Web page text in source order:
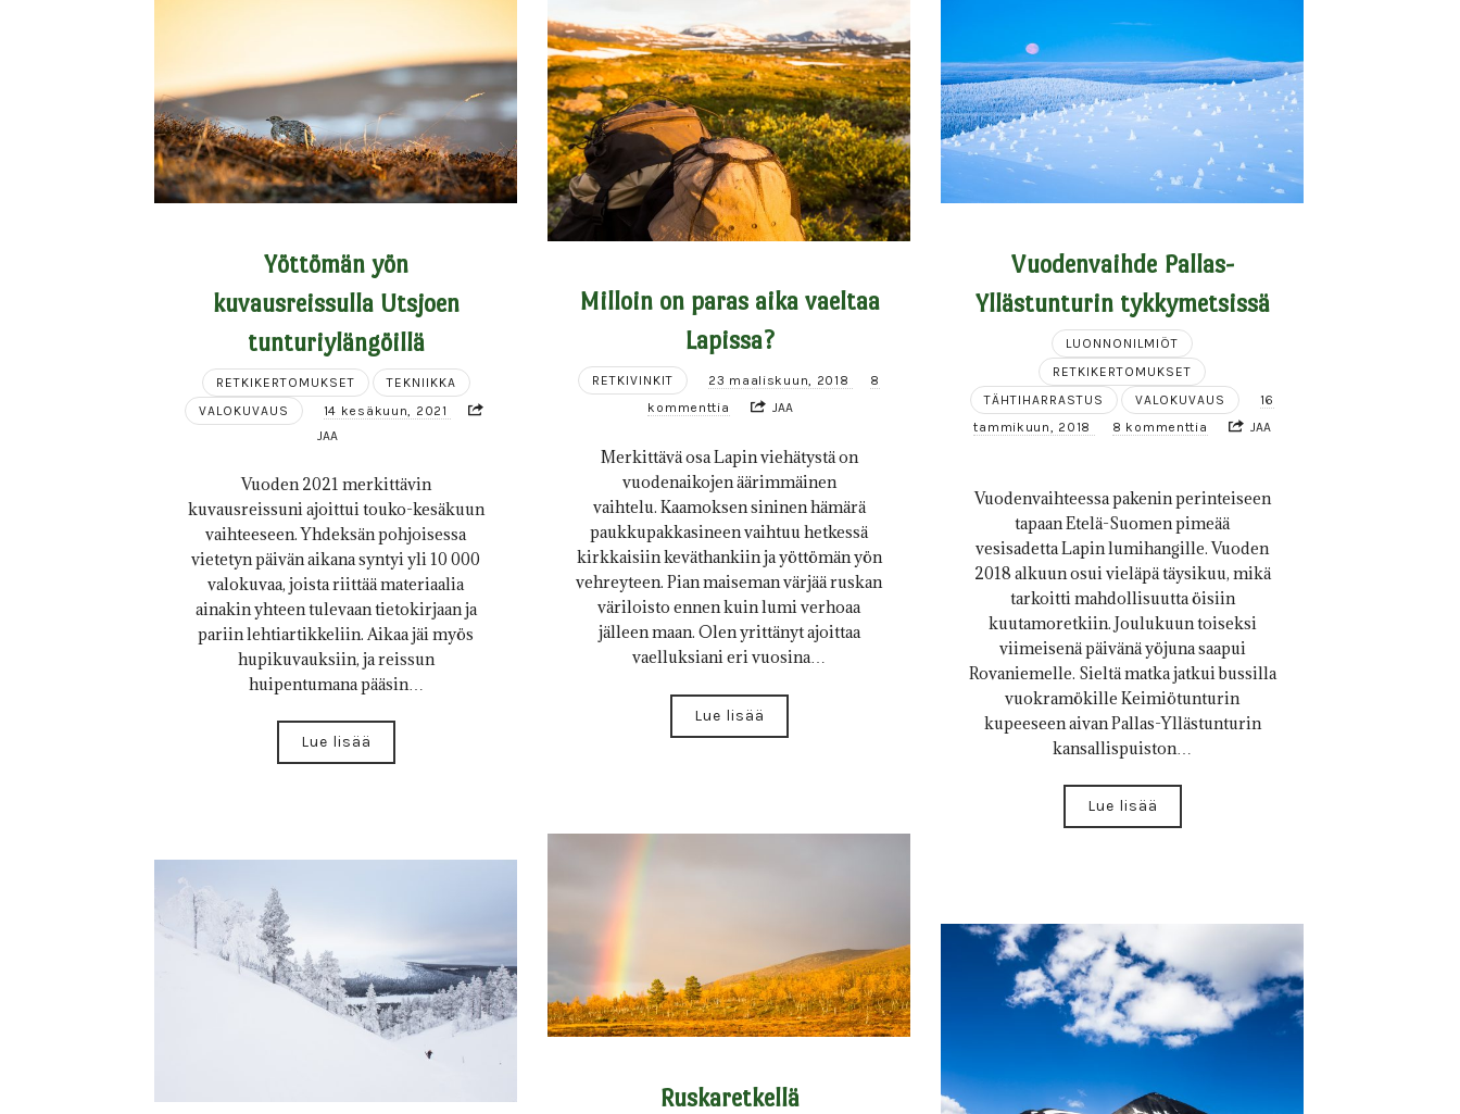
Yöttömän yön
kuvausreissulla Utsjoen
tunturiylängöillä
RETKIKERTOMUKSET
TEKNIIKKA
VALOKUVAUS
14 kesäkuun, 2021
JAA
Vuoden 2021 merkittävin
kuvausreissuni ajoittui touko-kesäkuun
vaihteeseen. Yhdeksän pohjoisessa
vietetyn päivän aikana syntyi yli 10 000
valokuvaa, joista riittää materiaalia
ainakin yhteen tulevaan tietokirjaan ja
pariin lehtiartikkeliin. Aikaa jäi myös
hupikuvauksiin, ja reissun
huipentumana pääsin…
Lue lisää
Milloin on paras aika vaeltaa
Lapissa?
RETKIVINKIT 23 maaliskuun, 2018
8
kommenttia
JAA
Merkittävä osa Lapin viehätystä on
vuodenaikojen äärimmäinen
vaihtelu. Kaamoksen sininen hämärä
paukkupakkasineen vaihtuu hetkessä
kirkkaisiin keväthankiin ja yöttömän yön
vehreyteen. Pian maiseman värjää ruskan
väriloisto ennen kuin lumi verhoaa
jälleen maan. Olen yrittänyt ajoittaa
vaelluksiani eri vuosina…
Lue lisää
Vuodenvaihde Pallas-
Yllästunturin tykkymetsissä
LUONNONILMIÖT
RETKIKERTOMUKSET
TÄHTIHARRASTUS
VALOKUVAUS
16
tammikuun, 2018
8 kommenttia JAA
Vuodenvaihteessa pakenin perinteiseen
tapaan Etelä-Suomen pimeää
vesisadetta Lapin lumihangille. Vuoden
2018 alkuun osui vieläpä täysikuu, mikä
tarkoitti mahdollisuutta öisiin
kuutamoretkiin. Joulukuun toiseksi
viimeisenä päivänä yöjuna saapui
Rovaniemelle. Sieltä matka jatkui bussilla
vuokramökille Keimiötunturin
kupeeseen aivan Pallas-Yllästunturin
kansallispuiston…
Lue lisää
Ruskaretkellä